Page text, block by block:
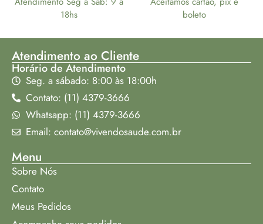
18hs
boleto
Atendimento ao Cliente
Horário de Atendimento
Seg. a sábado: 8:00 às 18:00h
Contato: (11) 4379-3666
Whatsapp: (11) 4379-3666
Email: contato@vivendosaude.com.br
Menu
Sobre Nós
Contato
Meus Pedidos